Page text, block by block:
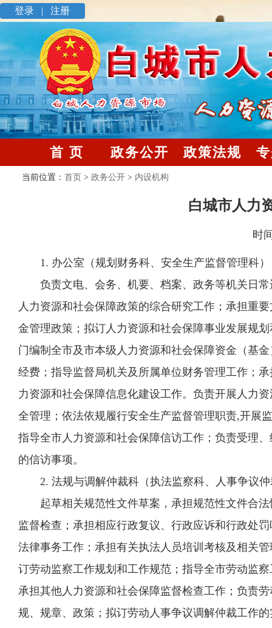
登录 | 注册
首 页 政务公开 政策法规
当前位置： 首页 > 政务公开 > 内设机构
白城市人力
时
1. 办公室（规划财务科、安全生产监督管理科）
负责文电、会务、机要、档案、政务等机关日常
人力资源和社会保障政策的综合研究工作；承担重
金管理政策；拟订人力资源和社会保障事业发展规
门编制全市及市本级人力资源和社会保障资金（基
经费；指导监督局机关及所属单位财务管理工作；
力资源和社会保障信息化建设工作。负责开展人力
全管理；依法依规履行安全生产监督管理职责,开展
指导全市人力资源和社会保障信访工作；负责受理
的信访事项。
2. 法规与调解仲裁科（执法监察科、人事争议仲
起草相关规范性文件草案，承担规范性文件合法
监督检查；承担相应行政复议、行政应诉和行政处
法律事务工作；承担有关执法人员培训考核及相关
订劳动监察工作规划和工作规范；指导全市劳动监
承担其他人力资源和社会保障监督检查工作；负责
规、规章、政策；拟订劳动人事争议调解仲裁工作